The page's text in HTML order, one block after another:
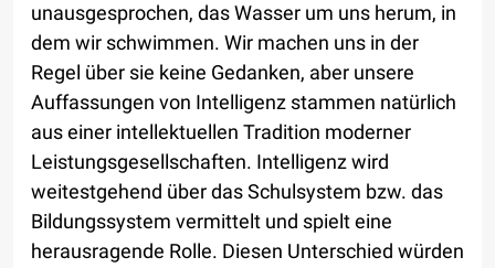
unausgesprochen, das Wasser um uns herum, in
dem wir schwimmen. Wir machen uns in der
Regel über sie keine Gedanken, aber unsere
Auffassungen von Intelligenz stammen natürlich
aus einer intellektuellen Tradition moderner
Leistungsgesellschaften. Intelligenz wird
weitestgehend über das Schulsystem bzw. das
Bildungssystem vermittelt und spielt eine
herausragende Rolle. Diesen Unterschied würden